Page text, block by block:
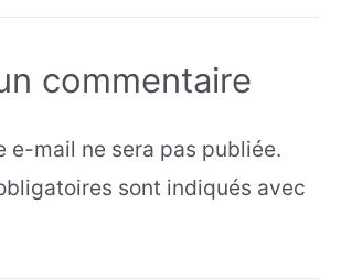
commentaire
e-mail ne sera pas publiée.
sont indiqués avec